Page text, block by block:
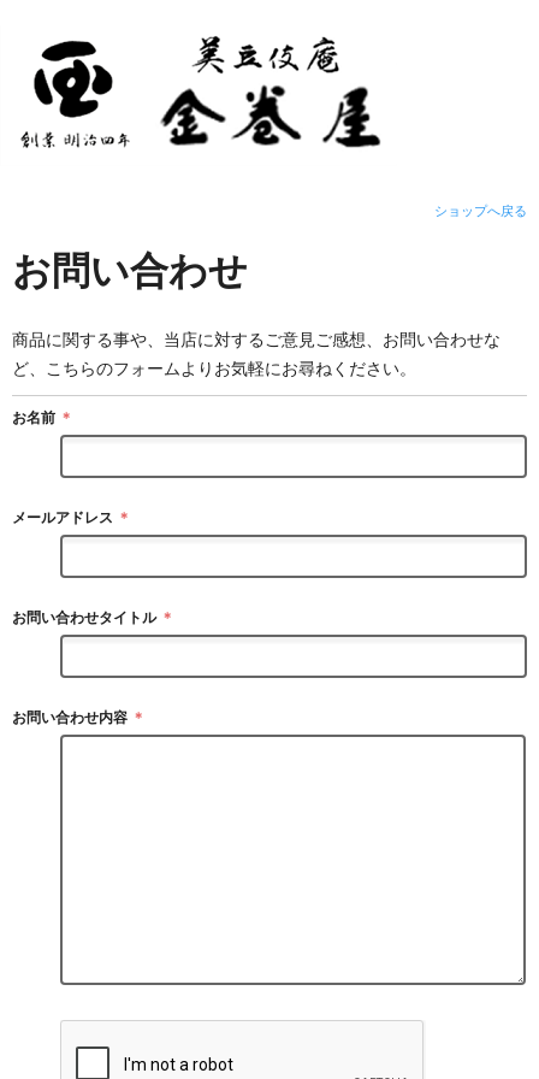
ショップへ戻る
お問い合わせ
商品に関する事や、当店に対するご意見ご感想、お問い合わせな
ど、こちらのフォームよりお気軽にお尋ねください。
お名前 ＊
メールアドレス ＊
お問い合わせタイトル ＊
お問い合わせ内容 ＊